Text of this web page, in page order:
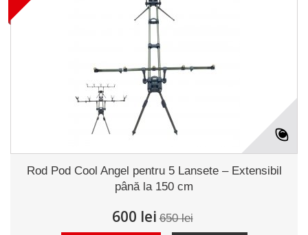
Rod Pod Cool Angel pentru 5 Lansetе – Extensibil
până la 150 cm
600 lei 650 lei